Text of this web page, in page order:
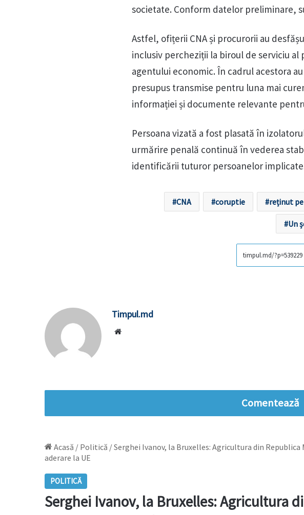
societate. Conform datelor preliminare,
Astfel, ofițerii CNA și procurorii au
inclusiv percheziții la biroul de serviciu
agentului economic. În cadrul acestora
presupus transmise pentru luna mai
informației și documente relevante
Persoana vizată a fost plasată în
urmărire penală continuă în vederea
identificării tuturor persoanelor
CNA coruptie reținut
Un
Timpul.md
Comentează